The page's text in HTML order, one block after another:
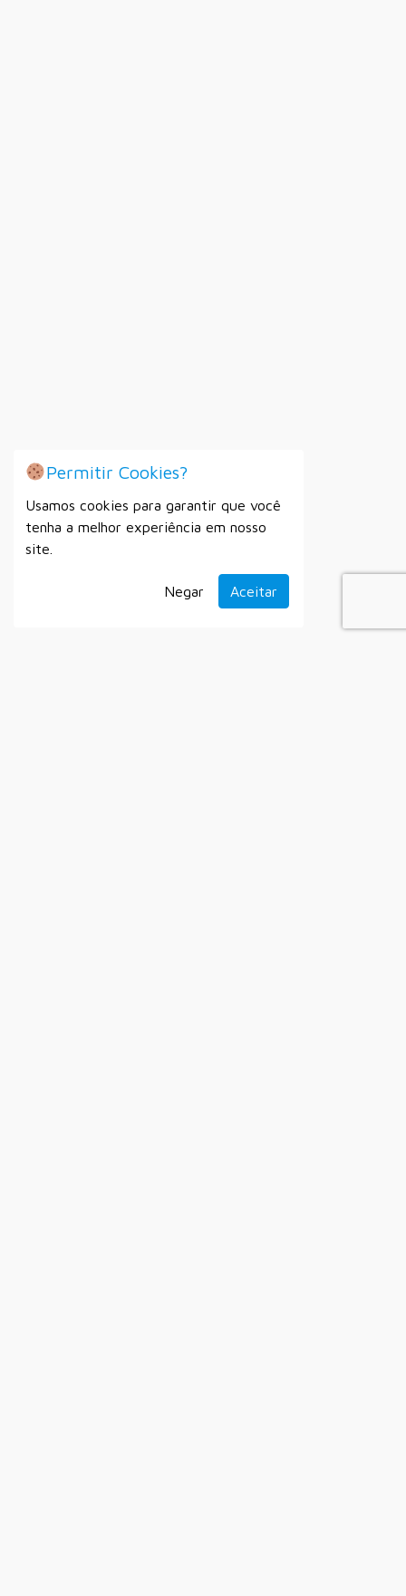
Permitir Cookies?
Usamos cookies para garantir que você
tenha a melhor experiência em nosso
site.
Negar Aceitar